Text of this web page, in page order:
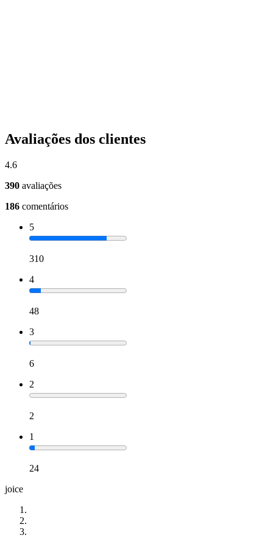
Avaliações dos clientes
4.6
390 avaliações
186 comentários
5
310
4
48
3
6
2
2
1
24
joice